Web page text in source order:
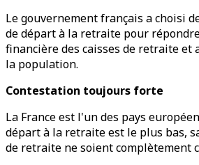
Le gouvernement français a choisi
de départ à la retraite pour
financière des caisses de retraite et
la population.
Contestation toujours forte
La France est l'un des pays
départ à la retraite est le plus bas,
de retraite ne soient complètement